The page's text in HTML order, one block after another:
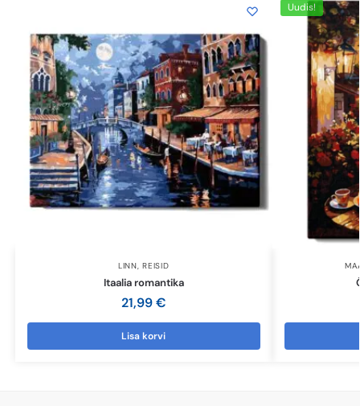
LINN,REISID
Itaalia romantika
21,99€
Lisa korvi
Uudis!